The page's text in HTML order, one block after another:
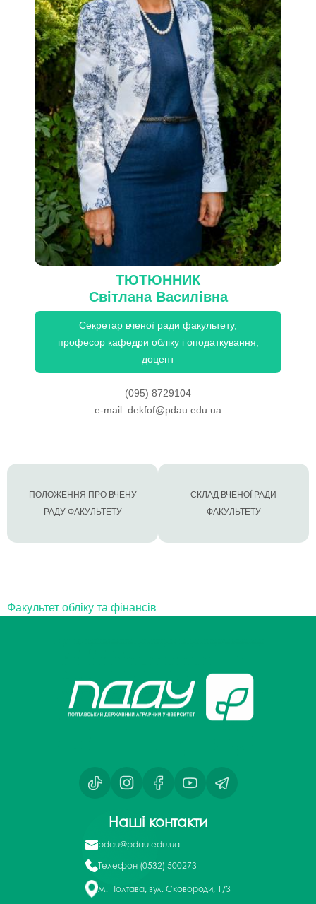
ТЮТЮННИК
Світлана Василівна
Секретар вченої ради факультету,
професор кафедри обліку і оподаткування,
доцент
(095) 8729104
e-mail: dekfof@pdau.edu.ua
ПОЛОЖЕННЯ ПРО ВЧЕНУ
РАДУ ФАКУЛЬТЕТУ
СКЛАД ВЧЕНОЇ РАДИ
ФАКУЛЬТЕТУ
Факультет обліку та фінансів
Наші контакти
pdau@pdau.edu.ua
Телефон (0532) 500273
м. Полтава, вул. Сковороди, 1/3